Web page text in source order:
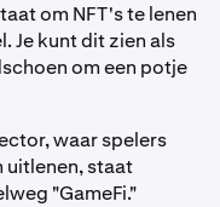
om NFT's te lenen
Je kunt dit zien als
om een potje
waar spelers
uitlenen, staat
"GameFi."